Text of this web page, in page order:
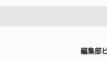
編集部